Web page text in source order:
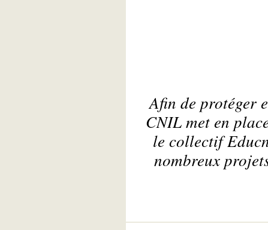
Afin de protéger
CNIL met en
le collectif
nombreux